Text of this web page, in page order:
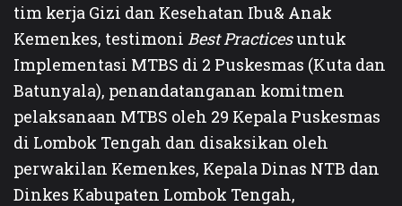
tim kerja Gizi dan Kesehatan Ibu& Anak
Kemenkes, testimoni Best Practicesuntuk
Implementasi MTBS di 2 Puskesmas (Kuta dan
Batunyala), penandatanganan komitmen
pelaksanaan MTBS oleh 29 Kepala Puskesmas
di Lombok Tengah dan disaksikan oleh
perwakilan Kemenkes, Kepala Dinas NTB dan
Dinkes Kabupaten Lombok Tengah,